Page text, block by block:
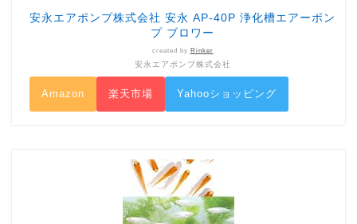
安永エアポンプ株式会社 安永 AP-40P 浄化槽エアーポン
プ ブロワー
created by Rinker
安永エアポンプ株式会社
Amazon 楽天市場 Yahooショッピング